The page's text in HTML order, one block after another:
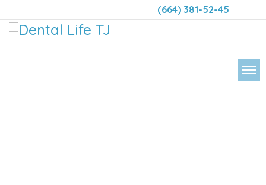
(664) 381-52-45